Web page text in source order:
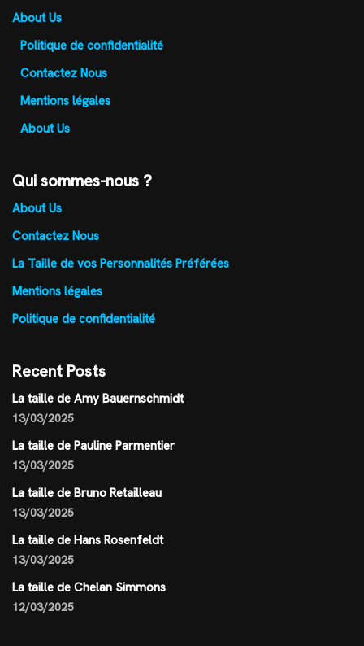
About Us
Politique de confidentialité
Contactez Nous
Mentions légales
About Us
Qui sommes-nous ?
About Us
Contactez Nous
La Taille de vos Personnalités Préférées
Mentions légales
Politique de confidentialité
Recent Posts
La taille de Amy Bauernschmidt
13/03/2025
La taille de Pauline Parmentier
13/03/2025
La taille de Bruno Retailleau
13/03/2025
La taille de Hans Rosenfeldt
13/03/2025
La taille de Chelan Simmons
12/03/2025